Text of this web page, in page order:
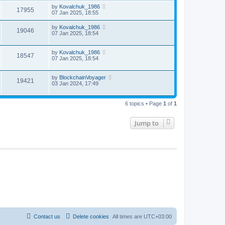
17955 by Kovalchuk_1986
07 Jan 2025, 18:55
19046 by Kovalchuk_1986
07 Jan 2025, 18:54
18547 by Kovalchuk_1986
07 Jan 2025, 18:54
19421 by BlockchainVoyager
03 Jan 2024, 17:49
6 topics • Page 1 of 1
Jump to
All times are UTC+03:00
Delete cookies
Contact us